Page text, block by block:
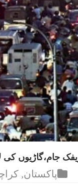
جام،گاڑیوں کی
پاکستان,